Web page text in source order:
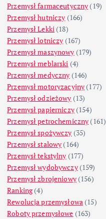
Przemysł farmaceutyczny (19)
Przemysł hutniczy (166)
Przemysł Lekki (18)
Przemysł lotniczy (167)
Przemysł maszynowy (179)
Przemysł meblarski (4)
Przemysł medyczny (146)
Przemysł motoryzacyjny (177)
Przemysł odzieżowy (13)
Przemysł papierniczy(154)
Przemysł petrochemiczny (161)
Przemysł spożywczy (35)
Przemysł stalowy (164)
Przemysł tekstylny (177)
Przemysł wydobywczy(159)
Przemysł zbrojeniowy(156)
Ranking(4)
Rewolucja przemysłowa (15)
Roboty przemysłowe (163)